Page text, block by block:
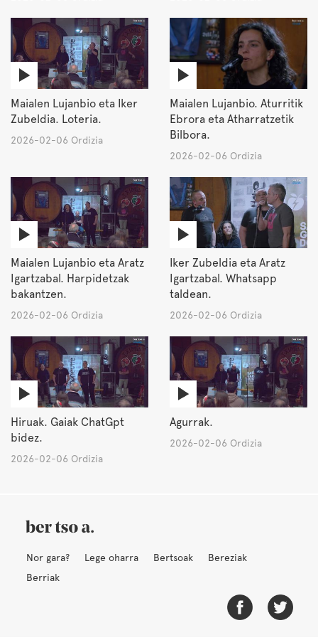
Maialen Lujanbio eta Iker
Zubeldia. Loteria.
2026-02-06 Ordizia
Maialen Lujanbio. Aturritik
Ebrora eta Atharratzetik
Bilbora.
2026-02-06 Ordizia
Maialen Lujanbio eta Aratz
Igartzabal. Harpidetzak
bakantzen.
2026-02-06 Ordizia
Iker Zubeldia eta Aratz
Igartzabal. Whatsapp
taldean.
2026-02-06 Ordizia
Hiruak. Gaiak ChatGpt
bidez.
2026-02-06 Ordizia
Agurrak.
2026-02-06 Ordizia
Nor gara? Lege oharra Bertsoak
Bereziak
Berriak